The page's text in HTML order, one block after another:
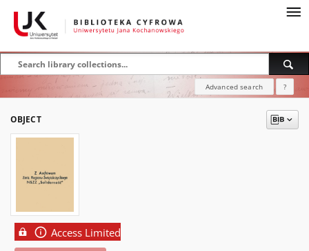
Advanced search ?
OBJECT
Access Limited